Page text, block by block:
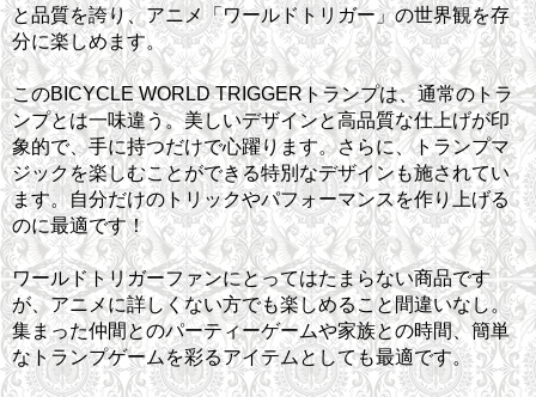
と品質を誇り、アニメ「ワールドトリガー」の世界観を存
分に楽しめます。
このBICYCLE WORLD TRIGGERトランプは、通常のトラ
ンプとは一味違う。美しいデザインと高品質な仕上げが印
象的で、手に持つだけで心躍ります。さらに、トランプマ
ジックを楽しむことができる特別なデザインも施されてい
ます。自分だけのトリックやパフォーマンスを作り上げる
のに最適です！
ワールドトリガーファンにとってはたまらない商品です
が、アニメに詳しくない方でも楽しめること間違いなし。
集まった仲間とのパーティーゲームや家族との時間、簡単
なトランプゲームを彩るアイテムとしても最適です。